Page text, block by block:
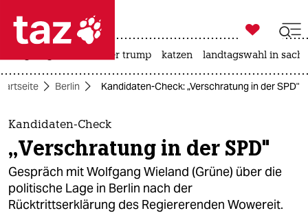
 taz zahl ich
taz zahl ich
themen
politik
öko

taz zahl ich
usa unter trump katzen landtagswahl in
Berlin Kandidaten-Check: „Verschratung in der SPD"
Kandidaten-Check
„Verschratung in der SPD"
Gespräch mit Wolfgang Wieland (Grüne) über die
politische Lage in Berlin nach der
Rücktrittserklärung des Regiererenden Wowereit.